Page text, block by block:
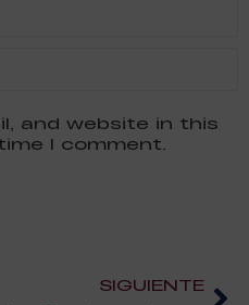
and website in this
I comment.
SIGUIENTE